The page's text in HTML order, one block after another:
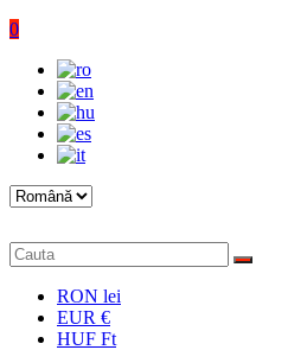
0
RON lei
EUR €
HUF Ft